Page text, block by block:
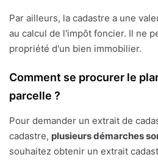
Par ailleurs, la cadastre a une
au calcul de l'impôt foncier. Il ne
propriété d'un bien immobilier.
Comment se procurer le
parcelle ?
Pour demander un extrait de
cadastre, plusieurs démarches
souhaitez obtenir un extrait